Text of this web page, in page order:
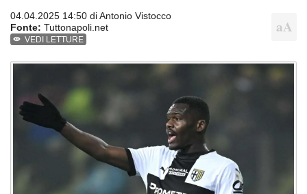
04.04.2025 14:50 diAntonio Vistocco
Fonte: Tuttonapoli.net
VEDI LETTURE